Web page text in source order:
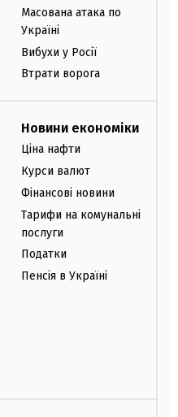
Масована атака по
Україні
Вибухи у Росії
Втрати ворога
Новини економіки
Ціна нафти
Курси валют
Фінансові новини
Тарифи на комунальні
послуги
Податки
Пенсія в Україні